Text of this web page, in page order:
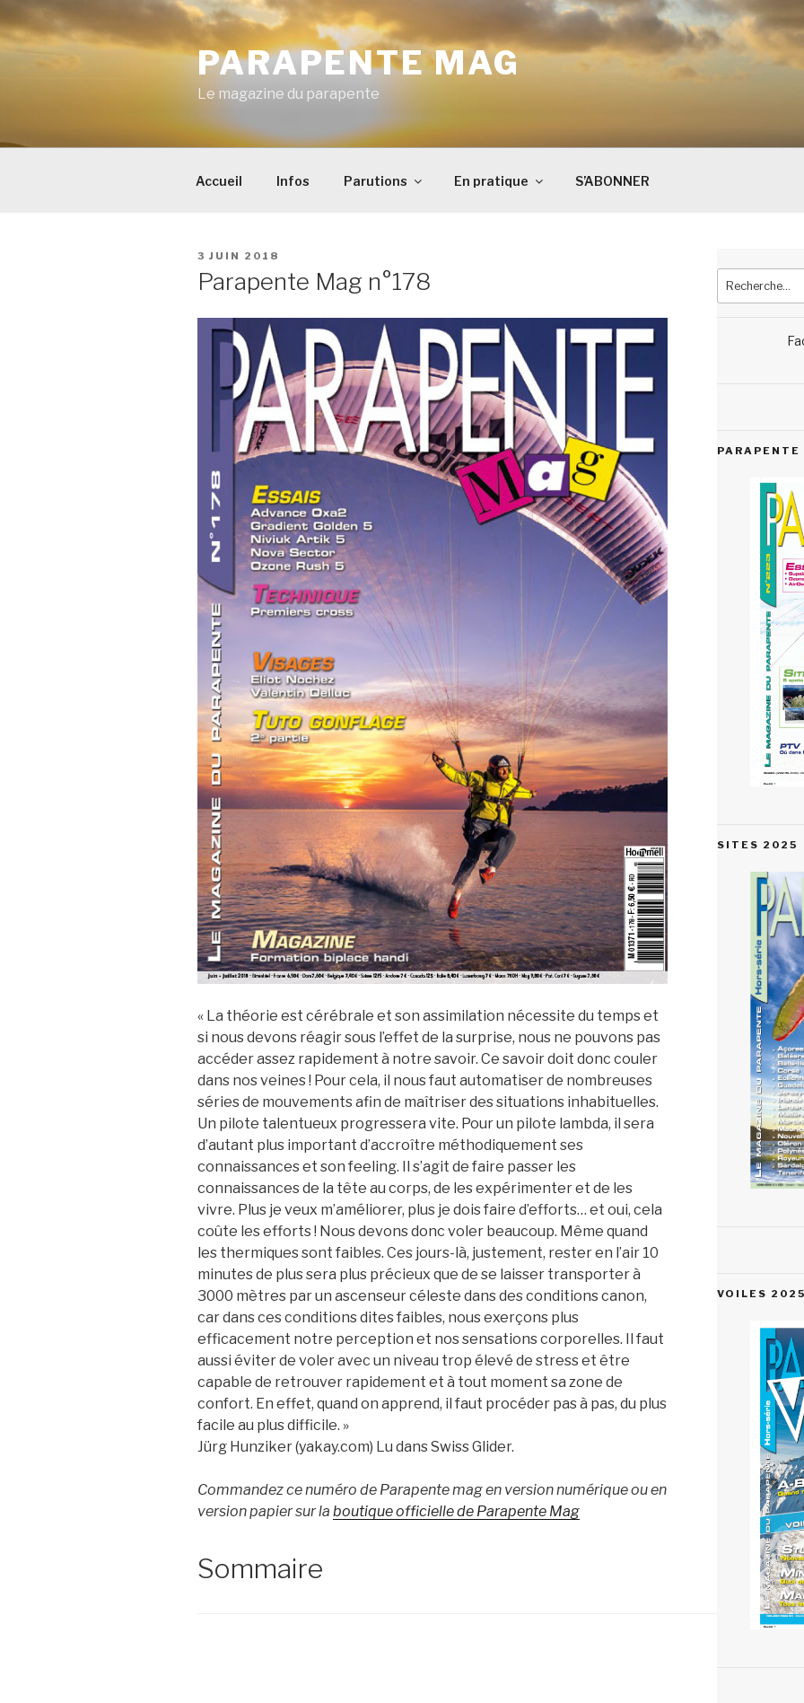
Aller
au
contenu
PARAPENTE MAG
Le magazine du parapente
Accueil Infos Parutions En pratique S’ABONNER
PUBLIÉ
3 JUIN 2018
Parapente Mag n°178
« La théorie est cérébrale et son assimilation nécessite du temps et
si nous devons réagir sous l’effet de la surprise, nous ne pouvons pas
accéder assez rapidement à notre savoir. Ce savoir doit donc couler
dans nos veines ! Pour cela, il nous faut automatiser de nombreuses
séries de mouvements afin de maîtriser des situations inhabituelles.
Un pilote talentueux progressera vite. Pour un pilote lambda, il sera
d’autant plus important d’accroître méthodiquement ses
connaissances et son feeling. Il s’agit de faire passer les
connaissances de la tête au corps, de les expérimenter et de les
vivre. Plus je veux m’améliorer, plus je dois faire d’efforts… et oui, cela
coûte les efforts ! Nous devons donc voler beaucoup. Même quand
les thermiques sont faibles. Ces jours-là, justement, rester en l’air 10
minutes de plus sera plus précieux que de se laisser transporter à
3000 mètres par un ascenseur céleste dans des conditions canon,
car dans ces conditions dites faibles, nous exerçons plus
efficacement notre perception et nos sensations corporelles. Il faut
aussi éviter de voler avec un niveau trop élevé de stress et être
capable de retrouver rapidement et à tout moment sa zone de
confort. En effet, quand on apprend, il faut procéder pas à pas, du plus
facile au plus difficile. »
Jürg Hunziker (yakay.com) Lu dans Swiss Glider.
Commandez ce numéro de Parapente mag en version numérique ou en
version papier sur la boutique officielle de Parapente Mag
Sommaire
SITES 2025
VOILES